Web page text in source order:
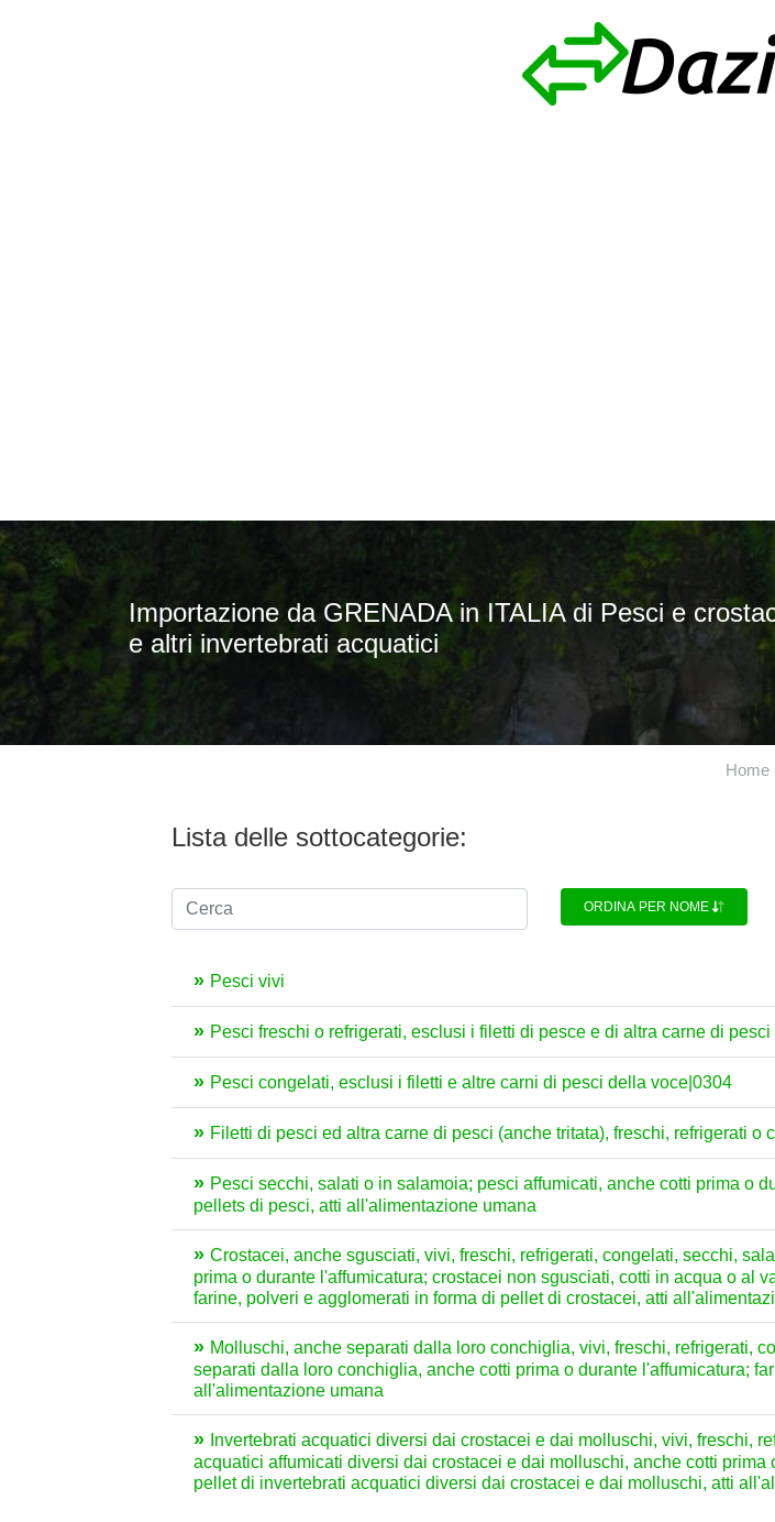
Importazione da GRENADA in ITALIA di Pesci e
e altri invertebrati acquatici
Home
Lista delle sottocategorie:
ORDINA PER NOME
Pesci vivi
Pesci freschi o refrigerati, esclusi i filetti di pesce e di altra carne di
Pesci congelati, esclusi i filetti e altre carni di pesci della voce|0304
Filetti di pesci ed altra carne di pesci (anche tritata), freschi, refrigerati o
Pesci secchi, salati o in salamoia; pesci affumicati, anche cotti prima o
pellets di pesci, atti all'alimentazione umana
Crostacei, anche sgusciati, vivi, freschi, refrigerati, congelati, secchi,
prima o durante l'affumicatura; crostacei non sgusciati, cotti in acqua o al
farine, polveri e agglomerati in forma di pellet di crostacei, atti
Molluschi, anche separati dalla loro conchiglia, vivi, freschi, refrigerati,
separati dalla loro conchiglia, anche cotti prima o durante l'affumicatura;
all'alimentazione umana
Invertebrati acquatici diversi dai crostacei e dai molluschi, vivi, freschi,
acquatici affumicati diversi dai crostacei e dai molluschi, anche cotti
pellet di invertebrati acquatici diversi dai crostacei e dai molluschi, atti